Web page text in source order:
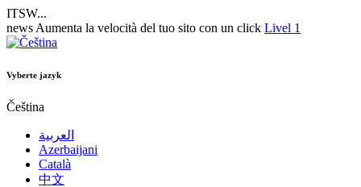
ITSW...
news Aumenta la velocità del tuo sito con un click Livel 1
Vyberte jazyk
Čeština
العربية
Azerbaijani
Català
中文